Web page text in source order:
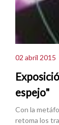
02 abril 2015
espejo"
Con la
retoma los